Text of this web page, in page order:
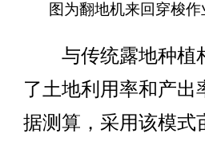
图为翻地机来回穿梭
与传统露地种植
了土地利用率和产出
据测算，采用该模式